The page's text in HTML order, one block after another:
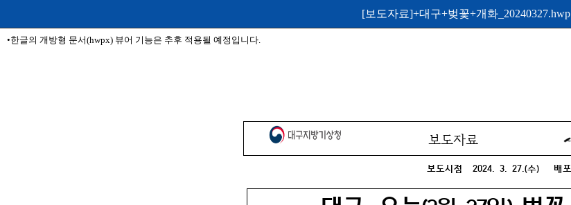
[보도자료]+대구+벚꽃+개화_20240327.hwp
•한글의 개방형 문서(hwpx) 뷰어 기능은 추후 적용될 예정입니다.